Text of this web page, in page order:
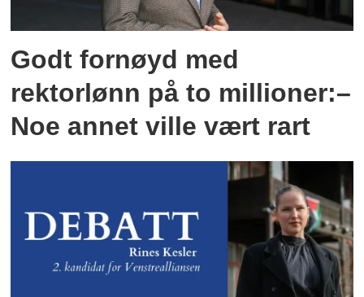
Godt fornøyd med
rektorlønn på to millioner:–
Noe annet ville vært rart